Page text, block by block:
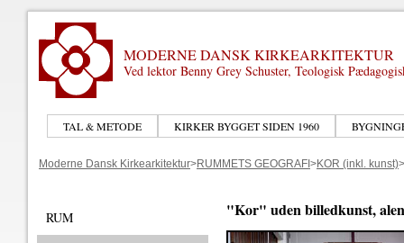
MODERNE DANSK KIRKEARKITEKTUR
Ved lektor Benny Grey Schuster, Teologisk
TAL & METODE KIRKER BYGGET SIDEN 1960
Moderne Dansk Kirkearkitektur>RUMMETS GEOGRAFI >KOR (inkl. kunst)>
RUM "Kor" uden billedkunst,